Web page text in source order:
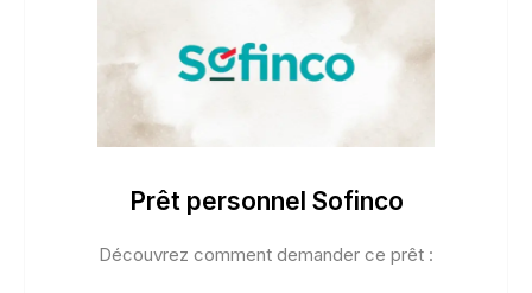
Prêt personnel Sofinco
Découvrez comment demander ce prêt :